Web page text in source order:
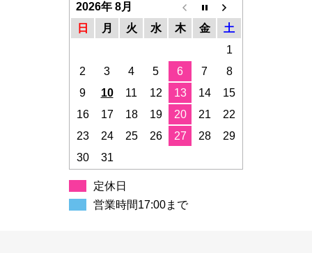
2026年 8月
日
月 火 水 木 金
土
1
2
3 4 5 6 7
8
9
10 11 12 13 14
15
16
17 18 19 20 21
22
23
24 25 26 27 28
29
30
31
定休日
営業時間17:00まで